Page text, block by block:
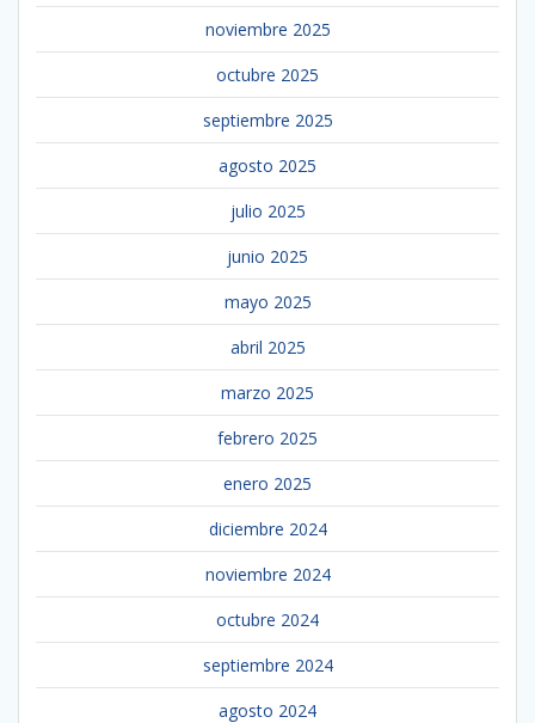
noviembre 2025
octubre 2025
septiembre 2025
agosto 2025
julio 2025
junio 2025
mayo 2025
abril 2025
marzo 2025
febrero 2025
enero 2025
diciembre 2024
noviembre 2024
octubre 2024
septiembre 2024
agosto 2024